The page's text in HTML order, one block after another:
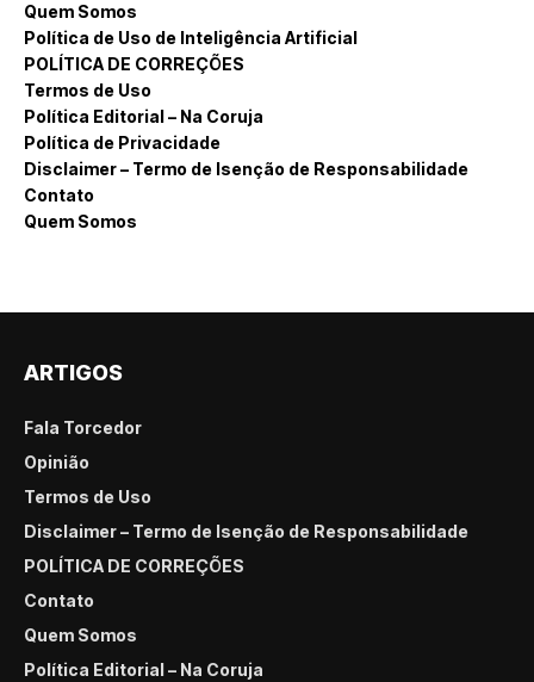
Quem Somos
Política de Uso de Inteligência Artificial
POLÍTICA DE CORREÇÕES
Termos de Uso
Política Editorial – Na Coruja
Política de Privacidade
Disclaimer – Termo de Isenção de Responsabilidade
Contato
Quem Somos
ARTIGOS
Fala Torcedor
Opinião
Termos de Uso
Disclaimer – Termo de Isenção de Responsabilidade
POLÍTICA DE CORREÇÕES
Contato
Quem Somos
Política Editorial – Na Coruja